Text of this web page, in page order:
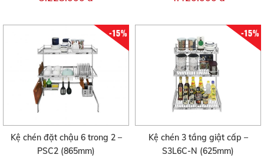
-15%
Kệ chén đặt chậu 6 trong 2 –
PSC2 (865mm)
-15%
Kệ chén 3 tầng giật cấp –
S3L6C-N (625mm)